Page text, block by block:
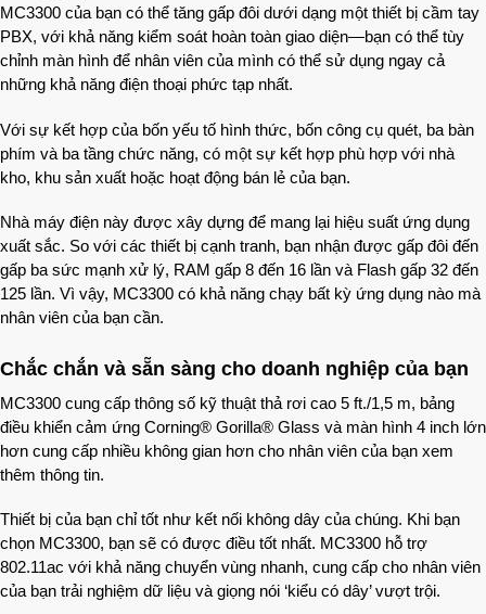
MC3300 của bạn có thể tăng gấp đôi dưới dạng một thiết bị cầm tay
PBX, với khả năng kiểm soát hoàn toàn giao diện—bạn có thể tùy
chỉnh màn hình để nhân viên của mình có thể sử dụng ngay cả
những khả năng điện thoại phức tạp nhất.
Với sự kết hợp của bốn yếu tố hình thức, bốn công cụ quét, ba bàn
phím và ba tầng chức năng, có một sự kết hợp phù hợp với nhà
kho, khu sản xuất hoặc hoạt động bán lẻ của bạn.
Nhà máy điện này được xây dựng để mang lại hiệu suất ứng dụng
xuất sắc. So với các thiết bị cạnh tranh, bạn nhận được gấp đôi đến
gấp ba sức mạnh xử lý, RAM gấp 8 đến 16 lần và Flash gấp 32 đến
125 lần. Vì vậy, MC3300 có khả năng chạy bất kỳ ứng dụng nào mà
nhân viên của bạn cần.
Chắc chắn và sẵn sàng cho doanh nghiệp của bạn
MC3300 cung cấp thông số kỹ thuật thả rơi cao 5 ft./1,5 m, bảng
điều khiển cảm ứng Corning® Gorilla® Glass và màn hình 4 inch lớn
hơn cung cấp nhiều không gian hơn cho nhân viên của bạn xem
thêm thông tin.
Thiết bị của bạn chỉ tốt như kết nối không dây của chúng. Khi bạn
chọn MC3300, bạn sẽ có được điều tốt nhất. MC3300 hỗ trợ
802.11ac với khả năng chuyển vùng nhanh, cung cấp cho nhân viên
của bạn trải nghiệm dữ liệu và giọng nói ‘kiểu có dây’ vượt trội.